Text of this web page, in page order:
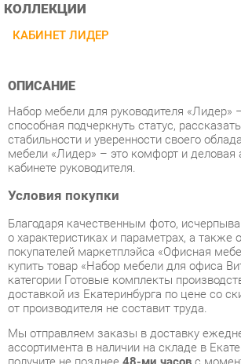
ОПИСАНИЕ
способная подчеркнуть статус, рассказать
стабильности и уверенности своего
мебели «Лидер» – это комфорт и деловая
кабинете руководителя.
Условия покупки
Благодаря качественным фото,
покупателей маркетплэйса «Офисная мебель
категории Готовые комплекты
доставкой из Екатеринбурга по цене со
от производителя не составит труда.
Мы отправляем заказы в доставку
ассортимента в наличии на складе в
получите не позднее48-ми часовс момента
заказа. Дополнительно вы можете
и сборку мебельных изделий.
Срок доставки в другие регионы, и для